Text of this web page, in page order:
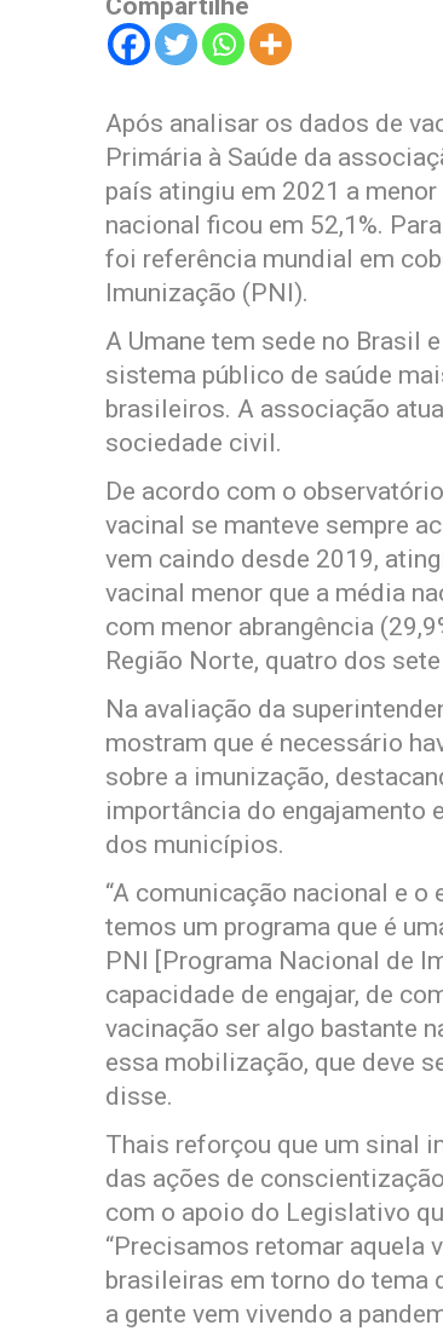
Compartilhe
Após analisar os dados de
Primária à Saúde da
país atingiu em 2021 a
nacional ficou em 52,1%.
foi referência mundial em
Imunização (PNI).
A Umane tem sede no Brasil
sistema público de saúde
brasileiros. A associação
sociedade civil.
De acordo com o
vacinal se manteve sempre
vem caindo desde 2019,
vacinal menor que a média
com menor abrangência
Região Norte, quatro dos
Na avaliação da
mostram que é necessário
sobre a imunização,
importância do engajamento
dos municípios.
“A comunicação nacional e
temos um programa que é
PNI [Programa Nacional de
capacidade de engajar, de
vacinação ser algo bastante
essa mobilização, que deve
disse.
Thais reforçou que um sinal
das ações de
com o apoio do Legislativo
“Precisamos retomar aquela
brasileiras em torno do tema
a gente vem vivendo a